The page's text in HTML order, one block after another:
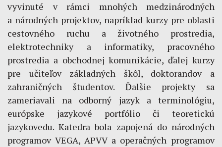
vyvinuté v rámci mnohých medzinárodných
a národných projektov, napríklad kurzy pre oblasti
cestovného ruchu a životného prostredia,
elektrotechniky a informatiky, pracovného
prostredia a obchodnej komunikácie, ďalej kurzy
pre učiteľov základných škôl, doktorandov a
zahraničných študentov. Ďalšie projekty sa
zameriavali na odborný jazyk a terminológiu,
európske jazykové portfólio či teoretickú
jazykovedu. Katedra bola zapojená do národných
programov VEGA, APVV a operačných programov